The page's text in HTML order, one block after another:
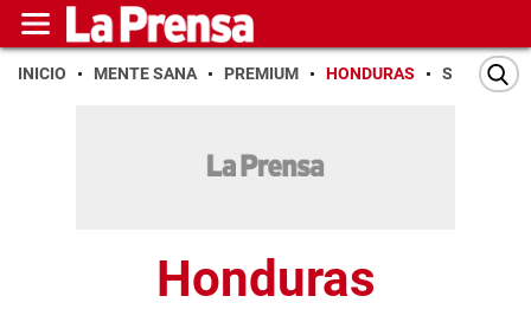
INICIO MENTE SANA PREMIUM HONDURAS SAN PEDRO
Honduras